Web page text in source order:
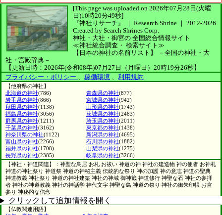
[This page was uploaded on 2026年07月28日(火曜
日)10時20分49秒]
『神社リサーチ』 ｜ Research Shrine ｜ 2012-2026
Created by Search Shrines Corp.
神社・大社・御宮の 全国総合情報サイト
≪神社統合調査・ 検索サイト≫
【日本の神社の名前リスト】
－全国の神社・大
社・宮殿辞典－
【更新日時：2026年(令和08年)07月27日（月曜日）20時19分26秒】
プライバシー・ポリシー 、 稼働環境 、 利用規約
【他府県の神社】
北海道の神社(786) 青森県の神社(877)
岩手県の神社(866) 宮城県の神社(942)
秋田県の神社(1138) 山形県の神社(1743)
福島県の神社(3056) 茨城県の神社(2483)
群馬県の神社(1211) 埼玉県の神社(2011)
千葉県の神社(3162) 東京都の神社(1438)
神奈川県の神社(1122) 新潟県の神社(4695)
富山県の神社(2266) 石川県の神社(1882)
福井県の神社(1708) 山梨県の神社(1275)
長野県の神社(2385) 岐阜県の神社(3266)
【神社・神道関連】：神聖な鳥居 お札 お祓い 神道の神 神社の建造物 神の使者 お神札
神道の神社祭り 神道祭 神道の神秘主義 伝統的な祭り 神の加護 神の意志 神道の聖典
神道教義 神社祭り 神道の神社建築 神社の神域 御神籤 神道修行 神聖な石 神社の参拝
者 神社の神道教義 神社の神話学 神代文字 神聖な島 神道の祭り 神社の御朱印帳 お宮
参り 神秘的な信念
クリックして追加情報を開く
【仏教関連用語】